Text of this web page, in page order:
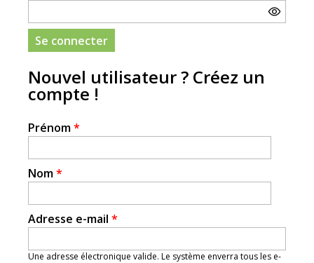
Nouvel utilisateur ? Créez un
compte !
Prénom*
Nom*
Adresse e-mail *
Une adresse électronique valide. Le système enverra tous les e-